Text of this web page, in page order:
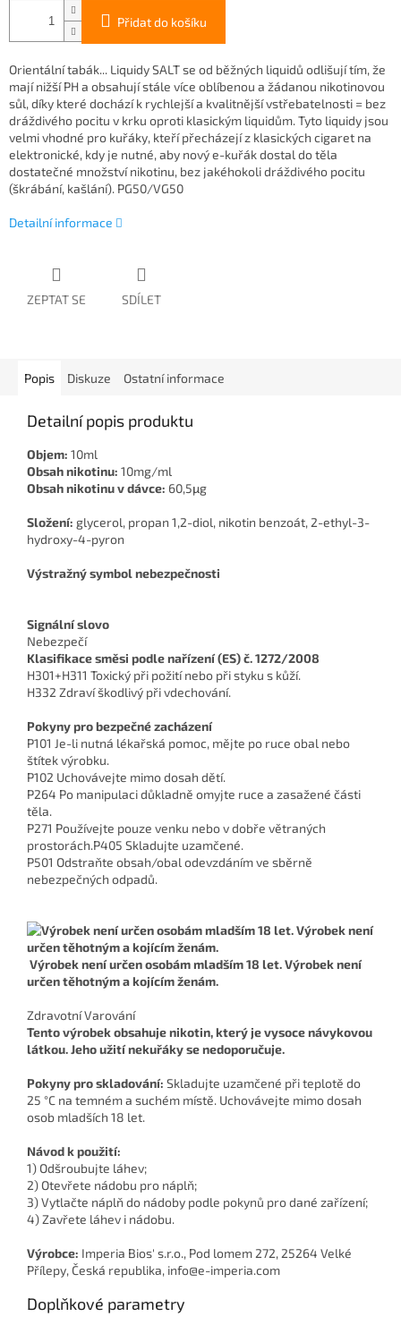
Přidat do košíku
Orientální tabák... Liquidy SALT se od běžných liquidů odlišují tím, že
mají nižší PH a obsahují stále více oblíbenou a žádanou nikotinovou
sůl, díky které dochází k rychlejší a kvalitnější vstřebatelnosti = bez
dráždivého pocitu v krku oproti klasickým liquidům. Tyto liquidy jsou
velmi vhodné pro kuřáky, kteří přecházejí z klasických cigaret na
elektronické, kdy je nutné, aby nový e-kuřák dostal do těla
dostatečné množství nikotinu, bez jakéhokoli dráždivého pocitu
(škrábání, kašlání). PG50/VG50
Detailní informace
ZEPTAT SE SDÍLET
Popis Diskuze Ostatní informace
Detailní popis produktu
Objem: 10ml
Obsah nikotinu: 10mg/ml
Obsah nikotinu v dávce: 60,5μg
Složení: glycerol, propan 1,2-diol, nikotin benzoát, 2-ethyl-3-
hydroxy-4-pyron
Výstražný symbol nebezpečnosti
Signální slovo
Nebezpečí
Klasifikace směsi podle nařízení (ES) č. 1272/2008
H301+H311 Toxický při požití nebo při styku s kůží.
H332 Zdraví škodlivý při vdechování.
Pokyny pro bezpečné zacházení
P101 Je-li nutná lékařská pomoc, mějte po ruce obal nebo
štítek výrobku.
P102 Uchovávejte mimo dosah dětí.
P264 Po manipulaci důkladně omyjte ruce a zasažené části
těla.
P271 Používejte pouze venku nebo v dobře větraných
prostorách.P405 Skladujte uzamčené.
P501 Odstraňte obsah/obal odevzdáním ve sběrně
nebezpečných odpadů.
Výrobek není určen osobám mladším 18 let. Výrobek není
určen těhotným a kojícím ženám.
Zdravotní Varování
Tento výrobek obsahuje nikotin, který je vysoce návykovou
látkou. Jeho užití nekuřáky se nedoporučuje.
Pokyny pro skladování: Skladujte uzamčené při teplotě do
25 °C na temném a suchém místě. Uchovávejte mimo dosah
osob mladších 18 let.
Návod k použití:
1) Odšroubujte láhev;
2) Otevřete nádobu pro náplň;
3) Vytlačte náplň do nádoby podle pokynů pro dané zařízení;
4) Zavřete láhev i nádobu.
Výrobce: Imperia Bios' s.r.o., Pod lomem 272, 25264 Velké
Přílepy, Česká republika, info@e-imperia.com
Doplňkové parametry